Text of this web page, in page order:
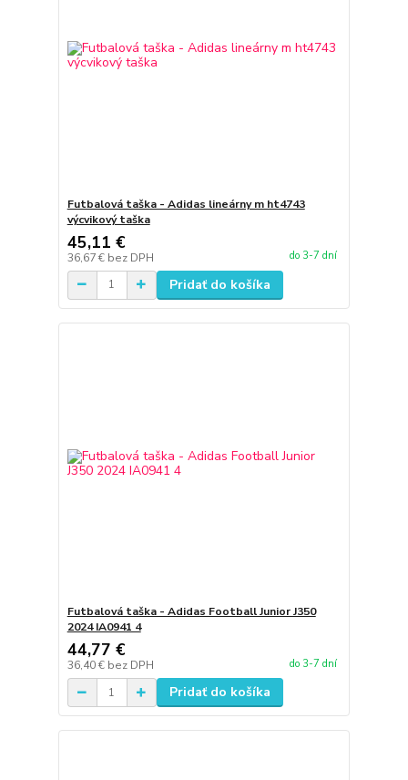
Futbalová taška - Adidas lineárny m ht4743
výcvikový taška
45,11 €
36,67 € bez DPH do 3-7 dní
Pridať do košíka
Futbalová taška - Adidas Football Junior J350
2024 IA0941 4
44,77 €
36,40 € bez DPH do 3-7 dní
Pridať do košíka